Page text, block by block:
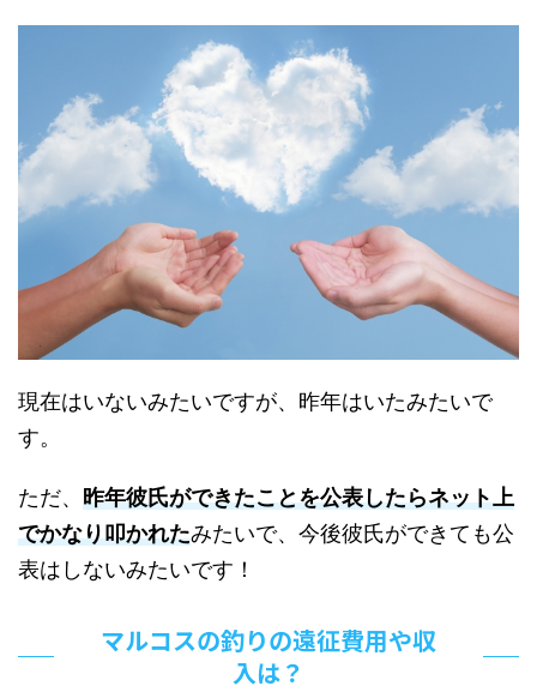
現在はいないみたいですが、昨年はいたみたいで
す。
ただ、 昨年彼氏ができたことを公表したらネット上
でかなり叩かれたみたいで、今後彼氏ができても公
表はしないみたいです！
マルコスの釣りの遠征費用や収
入は？